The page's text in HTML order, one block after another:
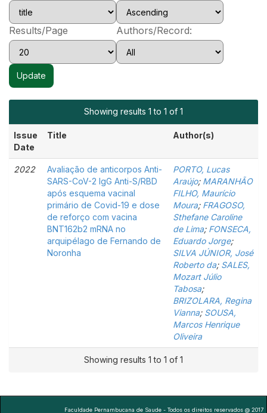
Results/Page Authors/Record:
Showing results 1 to 1 of 1
Issue
Date
Title Author(s)
2022
Avaliação de anticorpos Anti-
SARS-CoV-2 IgG Anti-S/RBD
após esquema vacinal
primário de Covid-19 e dose
de reforço com vacina
BNT162b2 mRNA no
arquipélago de Fernando de
Noronha
PORTO, Lucas
Araújo; MARANHÃO
FILHO, Maurício
Moura; FRAGOSO,
Sthefane Caroline
de Lima; FONSECA,
Eduardo Jorge;
SILVA JÚNIOR, José
Roberto da; SALES,
Mozart Júlio
Tabosa;
BRIZOLARA, Regina
Vianna; SOUSA,
Marcos Henrique
Oliveira
Showing results 1 to 1 of 1
Faculdade Pernambucana de Saude - Todos os direitos reservados @ 2017